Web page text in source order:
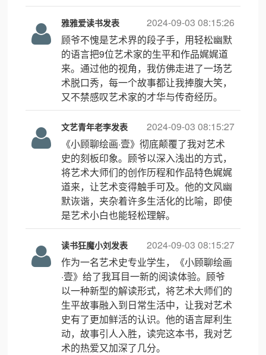
2024-09-03 08:15:26
雅雅爱读书发表
顾爷不愧是艺术界的段子手，用轻松幽默
的语言把9位艺术家的生平和作品娓娓道
来。通过他的视角，我仿佛走进了一场艺
术脱口秀，每一个故事都让我捧腹大笑，
又不禁感叹艺术家的才华与传奇经历。
2024-09-03 08:15:27
文艺青年老李发表
《小顾聊绘画·壹》彻底颠覆了我对艺术
史的刻板印象。顾爷以深入浅出的方式，
将艺术大师们的创作历程和作品特色娓娓
道来，让艺术变得触手可及。他的文风幽
默诙谐，夹杂着许多生活化的比喻，即使
是艺术小白也能轻松理解。
2024-09-03 08:15:27
读书狂魔小刘发表
作为一名艺术史专业学生，《小顾聊绘画
·壹》给了我耳目一新的阅读体验。顾爷
以一种新型的解读形式，将艺术大师们的
生平故事融入到日常生活中，让我对艺术
史有了更加鲜活的认识。他的语言犀利生
动，故事引人入胜，读完这本书，我对艺
术的热爱又加深了几分。